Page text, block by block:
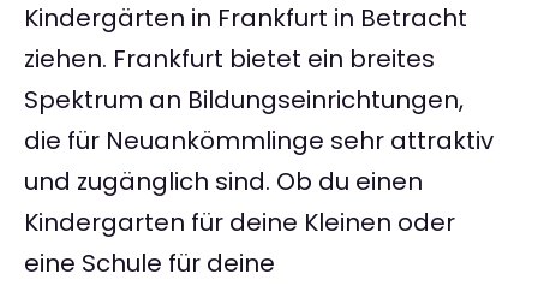
Kindergärten in Frankfurt in Betracht
ziehen. Frankfurt bietet ein breites
Spektrum an Bildungseinrichtungen,
die für Neuankömmlinge sehr attraktiv
und zugänglich sind. Ob du einen
Kindergarten für deine Kleinen oder
eine Schule für deine